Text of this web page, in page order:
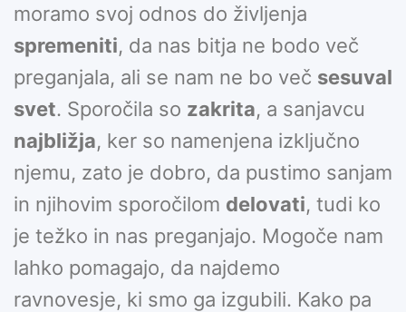
moramo svoj odnos do življenja
spremeniti, da nas bitja ne bodo več
preganjala, ali se nam ne bo več sesuval
svet. Sporočila so zakrita, a sanjavcu
najbližja, ker so namenjena izključno
njemu, zato je dobro, da pustimo sanjam
in njihovim sporočilom delovati, tudi ko
je težko in nas preganjajo. Mogoče nam
lahko pomagajo, da najdemo
ravnovesje, ki smo ga izgubili. Kako pa